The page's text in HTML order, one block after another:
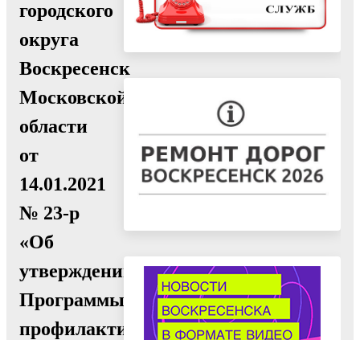
городского
округа
Воскресенск
Московской
области
от
14.01.2021
№ 23-р
«Об
утверждении
Программы
профилактики